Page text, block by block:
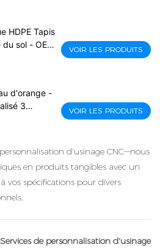
HDPE Tapis
sol - OEM
du sol
équipement
VOIR LES PRODUITS
d'orange -
3
VOIR LES PRODUITS
d'usinage CNC—nous
en produits tangibles avec un
vos spécifications pour divers
Services de personnalisation d'usinage